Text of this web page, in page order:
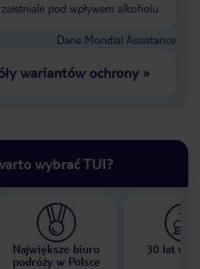
pod wpływem alkoholu
Dane Mondial Assistance
wariantów ochrony»
wybrać TUI?
Największe biuro
podróży w Polsce
30 lat w